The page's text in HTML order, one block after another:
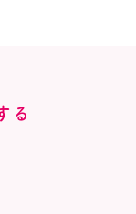
る